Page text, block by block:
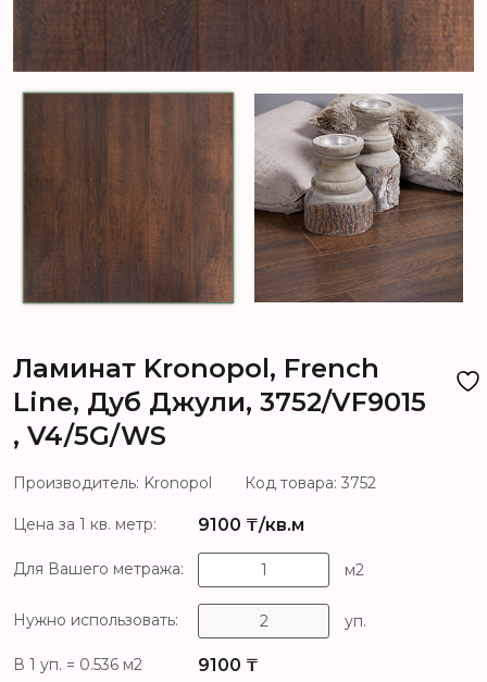
Ламинат Kronopol, French
Line, Дуб Джули, 3752/VF9015
, V4/5G/WS
Производитель: Kronopol Код товара: 3752
Цена за 1 кв. метр: 9100 ₸/кв.м
Для Вашего метража: м2
Нужно использовать: уп.
В 1 уп. = 0.536 м2 9100 ₸